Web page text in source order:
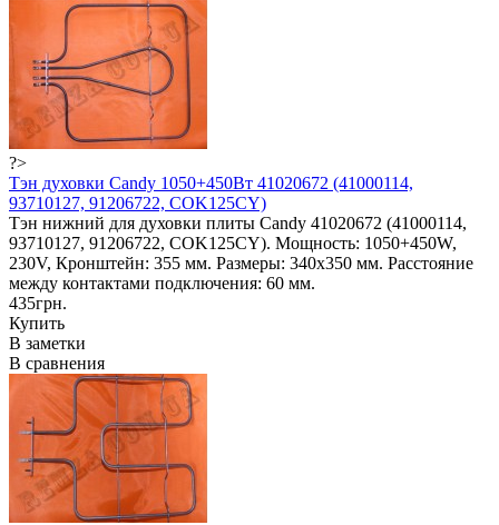
?>
Тэн духовки Candy 1050+450Вт 41020672 (41000114,
93710127, 91206722, COK125CY)
Тэн нижний для духовки плиты Candy 41020672 (41000114,
93710127, 91206722, COK125CY). Мощность: 1050+450W,
230V, Кронштейн: 355 мм. Размеры: 340x350 мм. Расcтояние
между контактами подключения: 60 мм.
435грн.
Купить
В заметки
В сравнения